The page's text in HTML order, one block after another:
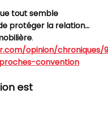
tout semble
protéger la relation…
.
opinion/chroniques/
convention
est